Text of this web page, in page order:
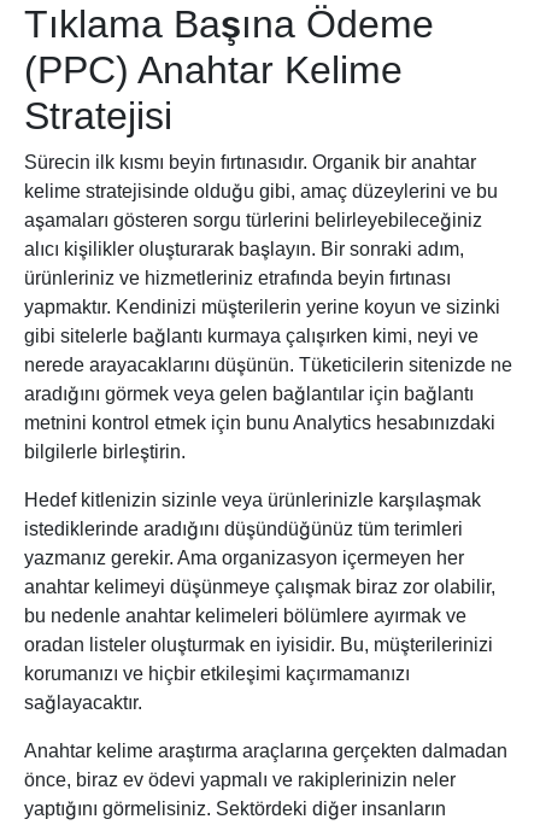
Tıklama Başına Ödeme
(PPC) Anahtar Kelime
Stratejisi
Sürecin ilk kısmı beyin fırtınasıdır. Organik bir anahtar
kelime stratejisinde olduğu gibi, amaç düzeylerini ve bu
aşamaları gösteren sorgu türlerini belirleyebileceğiniz
alıcı kişilikler oluşturarak başlayın. Bir sonraki adım,
ürünleriniz ve hizmetleriniz etrafında beyin fırtınası
yapmaktır. Kendinizi müşterilerin yerine koyun ve sizinki
gibi sitelerle bağlantı kurmaya çalışırken kimi, neyi ve
nerede arayacaklarını düşünün. Tüketicilerin sitenizde ne
aradığını görmek veya gelen bağlantılar için bağlantı
metnini kontrol etmek için bunu Analytics hesabınızdaki
bilgilerle birleştirin.
Hedef kitlenizin sizinle veya ürünlerinizle karşılaşmak
istediklerinde aradığını düşündüğünüz tüm terimleri
yazmanız gerekir. Ama organizasyon içermeyen her
anahtar kelimeyi düşünmeye çalışmak biraz zor olabilir,
bu nedenle anahtar kelimeleri bölümlere ayırmak ve
oradan listeler oluşturmak en iyisidir. Bu, müşterilerinizi
korumanızı ve hiçbir etkileşimi kaçırmamanızı
sağlayacaktır.
Anahtar kelime araştırma araçlarına gerçekten dalmadan
önce, biraz ev ödevi yapmalı ve rakiplerinizin neler
yaptığını görmelisiniz. Sektördeki diğer insanların